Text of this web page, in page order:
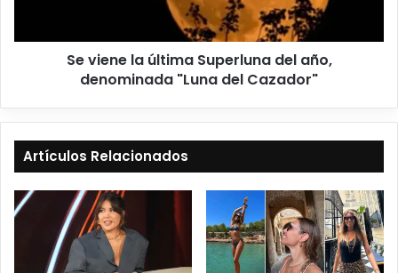
Se viene la última Superluna del año,
denominada "Luna del Cazador"
Artículos Relacionados